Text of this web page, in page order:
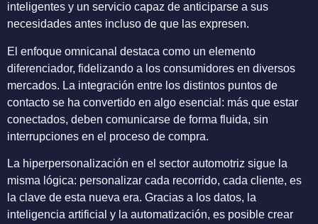
inteligentes y un servicio capaz de anticiparse a sus
necesidades antes incluso de que las expresen.
El enfoque omnicanal destaca como un elemento
diferenciador, fidelizando a los consumidores en diversos
mercados. La integración entre los distintos puntos de
contacto se ha convertido en algo esencial: más que estar
conectados, deben comunicarse de forma fluida, sin
interrupciones en el proceso de compra.
La hiperpersonalización en el sector automotriz sigue la
misma lógica: personalizar cada recorrido, cada cliente, es
la clave de esta nueva era. Gracias a los datos, la
inteligencia artificial y la automatización, es posible crear